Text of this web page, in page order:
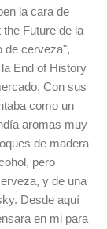
la cara de
Future de la
de cerveza",
End of History
Con sus
como un
aromas muy
de madera
pero
y de una
Desde aquí
en mi para